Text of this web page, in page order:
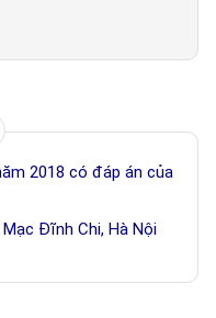
2018 có đáp án của
Đĩnh Chi, Hà Nội